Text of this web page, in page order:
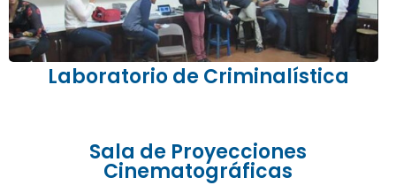
Laboratorio de Criminalística
Sala de Proyecciones
Cinematográficas